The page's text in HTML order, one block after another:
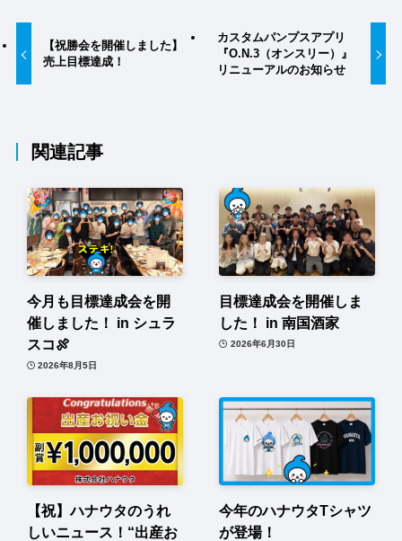
【祝勝会を開催しました】
売上目標達成！
カスタムパンプスアプリ
『O.N.3（オンスリー）』
リニューアルのお知らせ
関連記事
今月も目標達成会を開
催しました！ in シュラ
スコ🍖
2026年8月5日
目標達成会を開催しま
した！ in 南国酒家
2026年6月30日
【祝】ハナウタのうれ
しいニュース！“出産お
今年のハナウタTシャツ
が登場！